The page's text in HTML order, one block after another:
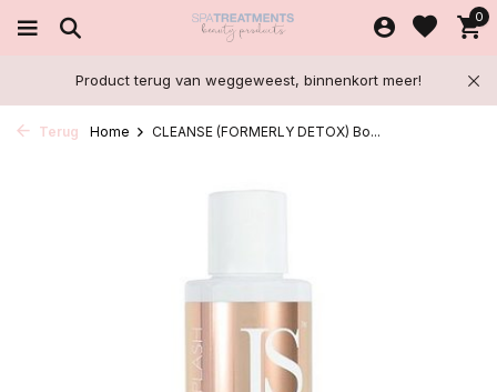
0
Product terug van weggeweest, binnenkort meer!
Terug Home CLEANSE (FORMERLY DETOX) Bo...